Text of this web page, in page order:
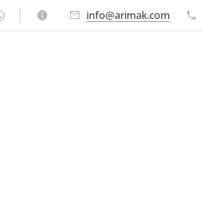
info@arimak.com